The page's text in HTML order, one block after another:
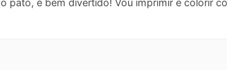
pato, é bem divertido! Vou imprimir e colorir